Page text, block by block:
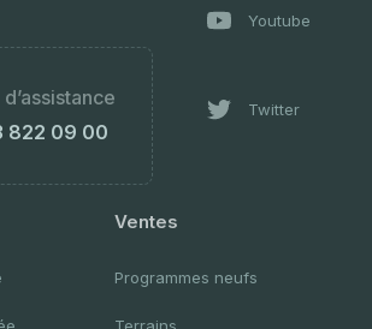
822 09 00
Youtube
Twitter
Ventes
Programmes neufs
Terrains